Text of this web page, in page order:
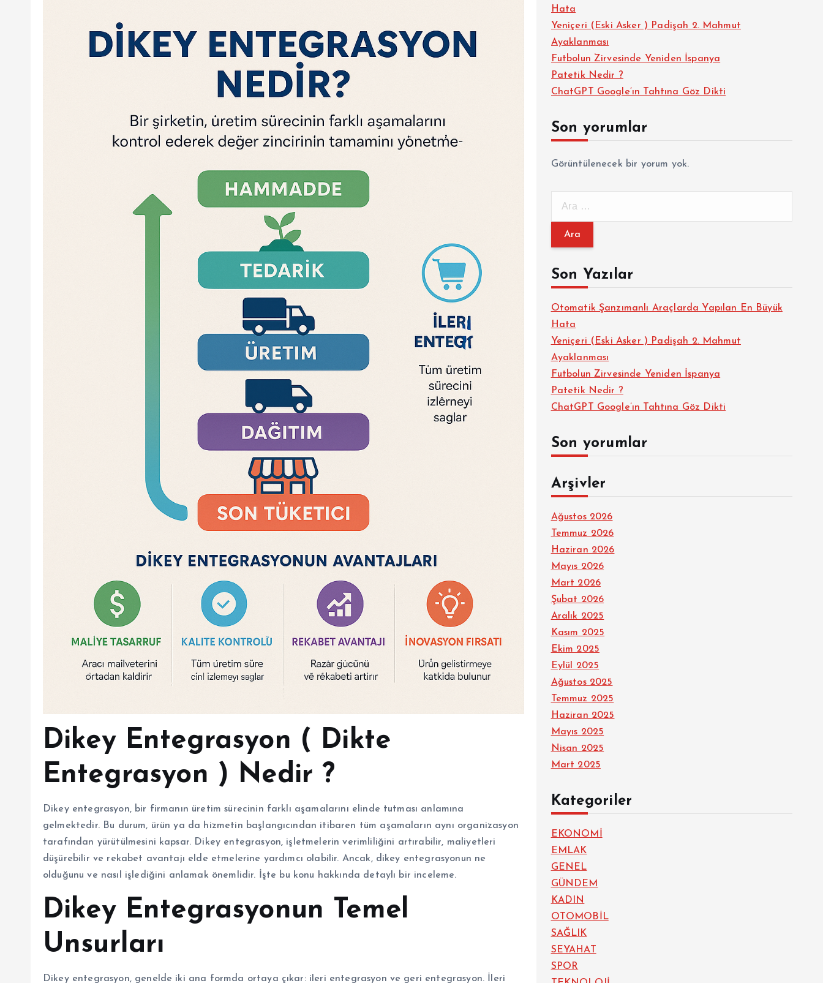
Dikey Entegrasyon ( Dikte
Entegrasyon ) Nedir ?
Dikey entegrasyon, bir firmanın üretim sürecinin farklı aşamalarını elinde tutması anlamına
gelmektedir. Bu durum, ürün ya da hizmetin başlangıcından itibaren tüm aşamaların aynı organizasyon
tarafından yürütülmesini kapsar. Dikey entegrasyon, işletmelerin verimliliğini artırabilir, maliyetleri
düşürebilir ve rekabet avantajı elde etmelerine yardımcı olabilir. Ancak, dikey entegrasyonun ne
olduğunu ve nasıl işlediğini anlamak önemlidir. İşte bu konu hakkında detaylı bir inceleme.
Dikey Entegrasyonun Temel
Unsurları
Dikey entegrasyon, genelde iki ana formda ortaya çıkar: ileri entegrasyon ve geri entegrasyon. İleri
Hata
Yeniçeri (Eski Asker ) Padişah 2. Mahmut
Ayaklanması
Futbolun Zirvesinde Yeniden İspanya
Patetik Nedir ?
ChatGPT Google’ın Tahtına Göz Dikti
Son yorumlar
Görüntülenecek bir yorum yok.
m
:Son Yazılar
Otomatik Şanzımanlı Araçlarda Yapılan En Büyük
Hata
Yeniçeri (Eski Asker ) Padişah 2. Mahmut
Ayaklanması
Futbolun Zirvesinde Yeniden İspanya
Patetik Nedir ?
ChatGPT Google’ın Tahtına Göz Dikti
Son yorumlar
Arşivler
Ağustos 2026
Temmuz 2026
Haziran 2026
Mayıs 2026
Mart 2026
Şubat 2026
Aralık 2025
Kasım 2025
Ekim 2025
Eylül 2025
Ağustos 2025
Temmuz 2025
Haziran 2025
Mayıs 2025
Nisan 2025
Mart 2025
Kategoriler
EKONOMİ
EMLAK
GENEL
GÜNDEM
KADIN
OTOMOBİL
SAĞLIK
SEYAHAT
SPOR